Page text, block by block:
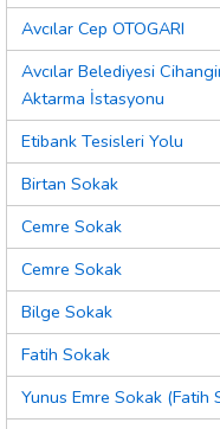
Avcılar Cep OTOGARI
Avcılar Belediyesi
Aktarma İstasyonu
Etibank Tesisleri Yolu
Birtan Sokak
Cemre Sokak
Cemre Sokak
Bilge Sokak
Fatih Sokak
Yunus Emre Sokak (Fatih